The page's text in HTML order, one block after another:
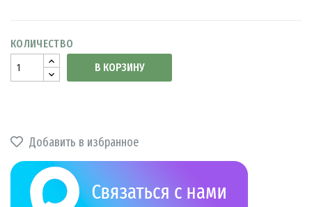
КОЛИЧЕСТВО
В КОРЗИНУ
Добавить в избранное